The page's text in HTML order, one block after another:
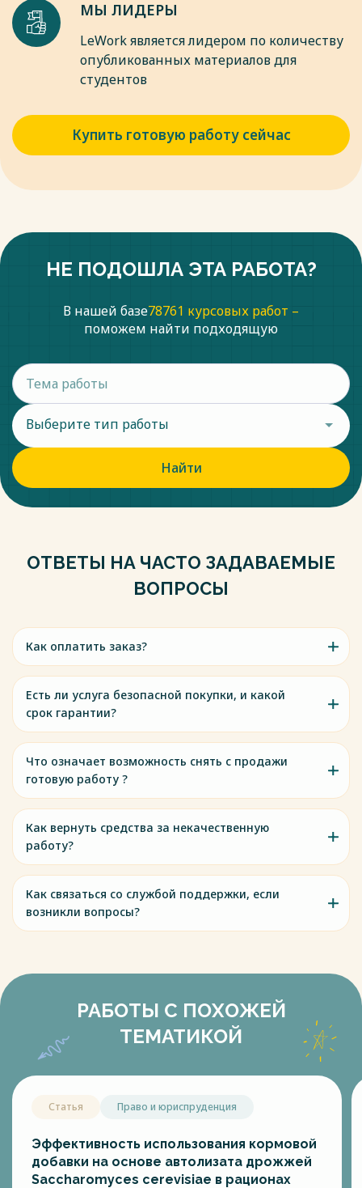
МЫ ЛИДЕРЫ
LeWork является лидером по количеству
опубликованных материалов для
студентов
Купить готовую работу сейчас
НЕ ПОДОШЛА ЭТА РАБОТА?
В нашей базе78761 курсовых работ –
поможем найти подходящую
Выберите тип работы
Найти
ОТВЕТЫ НА ЧАСТО ЗАДАВАЕМЫЕ
ВОПРОСЫ
Как оплатить заказ?
Есть ли услуга безопасной покупки, и какой
срок гарантии?
Что означает возможность снять с продажи
готовую работу ?
Как вернуть средства за некачественную
работу?
Как связаться со службой поддержки, если
возникли вопросы?
РАБОТЫ С ПОХОЖЕЙ
ТЕМАТИКОЙ
Статья Право и юриспруденция
Эффективность использования кормовой
добавки на основе автолизата дрожжей
Saccharomyces cerevisiae в рационах